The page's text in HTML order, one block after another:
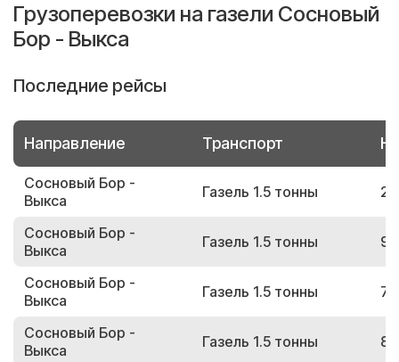
Грузоперевозки на газели Сосновый
Бор - Выкса
Последние рейсы
Направление Транспорт
Сосновый Бор -
Выкса
Газель 1.5 тонны
Сосновый Бор -
Выкса
Газель 1.5 тонны
Сосновый Бор -
Выкса
Газель 1.5 тонны
Сосновый Бор -
Выкса
Газель 1.5 тонны